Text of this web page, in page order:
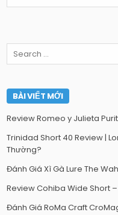
Search
for:
BÀI VIẾT MỚI
Review Romeo y Julieta
Trinidad Short 40 Review |
Thường?
Đánh Giá Xì Gà Lure The
Review Cohiba Wide Short
Đánh Giá RoMa Craft